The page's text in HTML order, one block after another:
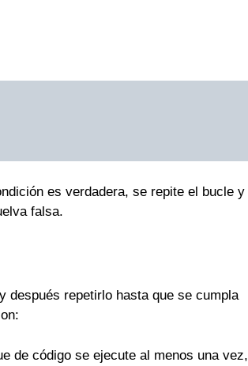
es verdadera, se repite el bucle y
falsa.
después repetirlo hasta que se cumpla
de código se ejecute al menos una vez,